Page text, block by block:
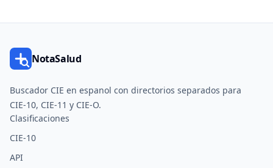
NotaSalud
Buscador CIE en espanol con directorios separados para
CIE-10, CIE-11 y CIE-O.
Clasificaciones
CIE-10
API